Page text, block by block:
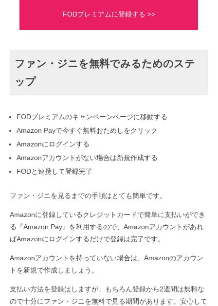
FODプレミアムに登録する >>
ファン・ジニを無料でみるためのステ
ップ
FODプレミアムのキャンペーンページに移動する
Amazon Payで今すぐ無料おためしをクリック
Amazonにログインする
Amazonアカウントがない場合は新規作成する
FODと連携して登録完了
ファン・ジニを見るまでの手順はとても簡単です。
Amazonに登録しているクレジットカードで簡単に支払いができ
る『Amazon Pay』を利用するので、Amazonアカウントがあれ
ばAmazonにログインするだけで登録は完了です。
Amazonアカウントを持っていない場合は、Amazonのアカウン
トを新規で作成しましょう。
支払い方法を登録はしますが、もちろん登録から2週間は無料な
ので十分にファン・ジニを無料で見る期間があります。安心して